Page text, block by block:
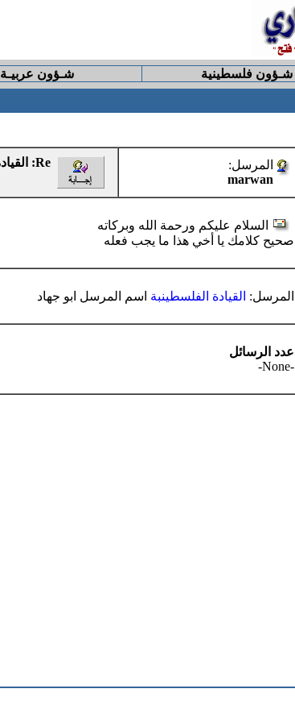
شـؤون فلسطينية شـؤون عربيـة
المرسل:
marwan
Re: القيادة الفلسطينبة
السلام عليكم ورحمة الله وبركاته
صحيح كلامك يا أخي هذا ما يجب فعله
المرسل: القيادة الفلسطينبة اسم المرسل ابو جهاد
عدد الرسائل
-None-